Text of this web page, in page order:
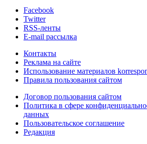
Facebook
Twitter
RSS-ленты
E-mail рассылка
Контакты
Реклама на сайте
Использование материалов
Правила пользования сайтом
Договор пользования сайтом
Политика в сфере
данных
Пользовательское соглашение
Редакция